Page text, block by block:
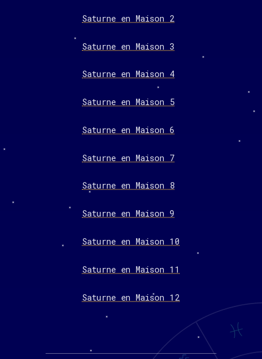
Saturne en Maison 2
Saturne en Maison 3
Saturne en Maison 4
Saturne en Maison 5
Saturne en Maison 6
Saturne en Maison 7
Saturne en Maison 8
Saturne en Maison 9
Saturne en Maison 10
Saturne en Maison 11
Saturne en Maison 12